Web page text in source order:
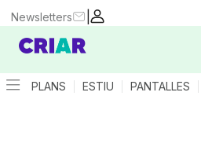
|
Newsletters
PLANS ESTIU PANTALLES